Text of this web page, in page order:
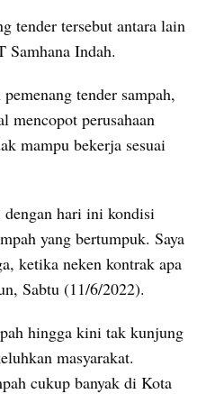
tender tersebut antara lain
Samhana Indah.
tender sampah,
mencopot perusahaan
mampu bekerja sesuai
hari ini kondisi
yang bertumpuk. Saya
ketika neken kontrak apa
Sabtu (11/6/2022).
hingga kini tak kunjung
masyarakat.
cukup banyak di Kota